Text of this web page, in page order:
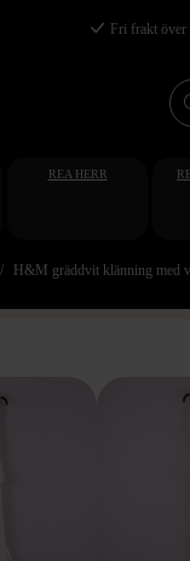
Fri frakt
REA HERR
H&M gräddvit klänning med